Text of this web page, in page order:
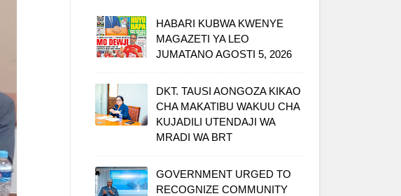
HABARI KUBWA KWENYE
MAGAZETI YA LEO
JUMATANO AGOSTI 5, 2026
DKT. TAUSI AONGOZA KIKAO
CHA MAKATIBU WAKUU CHA
KUJADILI UTENDAJI WA
MRADI WA BRT
GOVERNMENT URGED TO
RECOGNIZE COMMUNITY